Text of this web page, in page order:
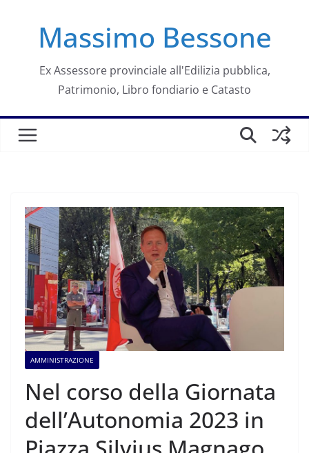
contenutoMassimo Bessone
Ex Assessore provinciale all'Edilizia pubblica,
Patrimonio, Libro fondiario e Catasto
AMMINISTRAZIONE
Nel corso della Giornata
dell’Autonomia 2023 in